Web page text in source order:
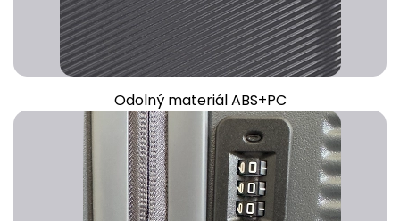
Odolný materiál ABS+PC